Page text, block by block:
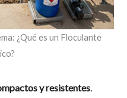
¿Qué es un Floculante
y resistentes